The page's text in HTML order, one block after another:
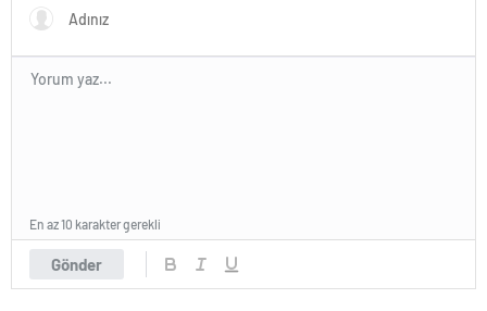
Gönder
En az 10 karakter gerekli